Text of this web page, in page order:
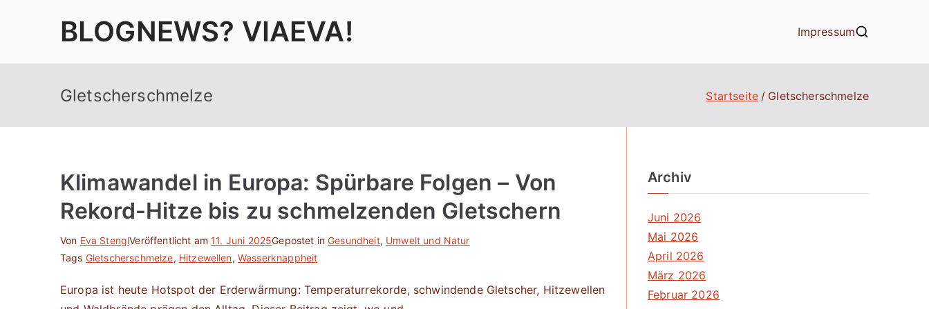
BLOGNEWS? VIAEVA! Impressum
Gletscherschmelze Startseite Gletscherschmelze
Klimawandel in Europa: Spürbare Folgen – Von
Rekord-Hitze bis zu schmelzenden Gletschern
Von Eva StenglVeröffentlicht am11. Juni 2025Gepostet in Gesundheit, Umwelt und Natur
Tags Gletscherschmelze, Hitzewellen, Wasserknappheit
Europa ist heute Hotspot der Erderwärmung: Temperaturrekorde, schwindende Gletscher, Hitzewellen
Archiv
Juni 2026
Mai 2026
April 2026
März 2026
Februar 2026